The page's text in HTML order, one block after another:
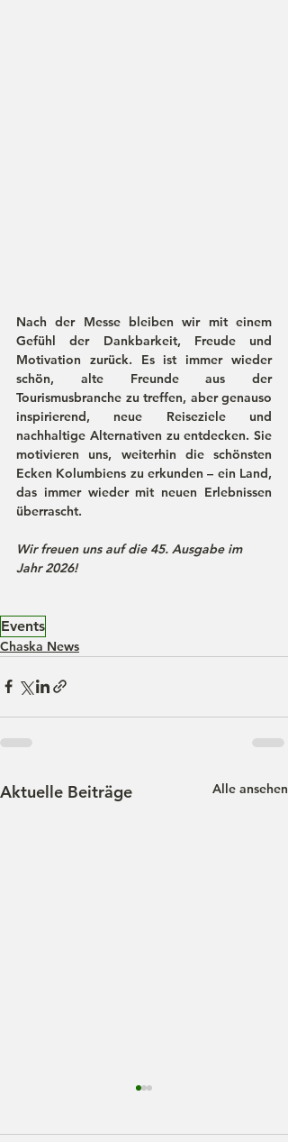
Nach der Messe bleiben wir mit einem
Gefühl der Dankbarkeit, Freude und
Motivation zurück. Es ist immer wieder
schön, alte Freunde aus der
Tourismusbranche zu treffen, aber genauso
inspirierend, neue Reiseziele und
nachhaltige Alternativen zu entdecken. Sie
motivieren uns, weiterhin die schönsten
Ecken Kolumbiens zu erkunden – ein Land,
das immer wieder mit neuen Erlebnissen
überrascht.
Wir freuen uns auf die 45. Ausgabe im
Jahr 2026!
Events
Chaska News
Aktuelle Beiträge Alle ansehen